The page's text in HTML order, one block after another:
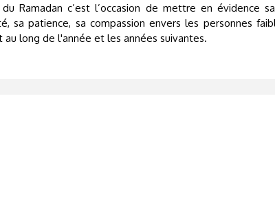
Ramadan c’est l’occasion de mettre en évidence
sa patience, sa compassion envers les personnes
long de l'année et les années suivantes.